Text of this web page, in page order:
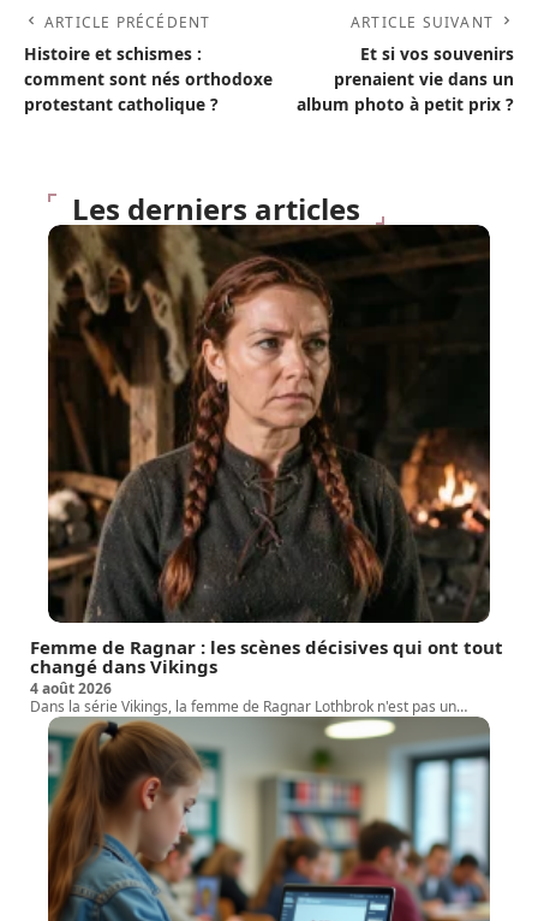
ARTICLE PRÉCÉDENT
Histoire et schismes :
comment sont nés orthodoxe
protestant catholique ?
ARTICLE SUIVANT
Et si vos souvenirs
prenaient vie dans un
album photo à petit prix ?
Les derniers articles
Femme de Ragnar : les scènes décisives qui ont tout
changé dans Vikings
4 août 2026
Dans la série Vikings, la femme de Ragnar Lothbrok n'est pas un…